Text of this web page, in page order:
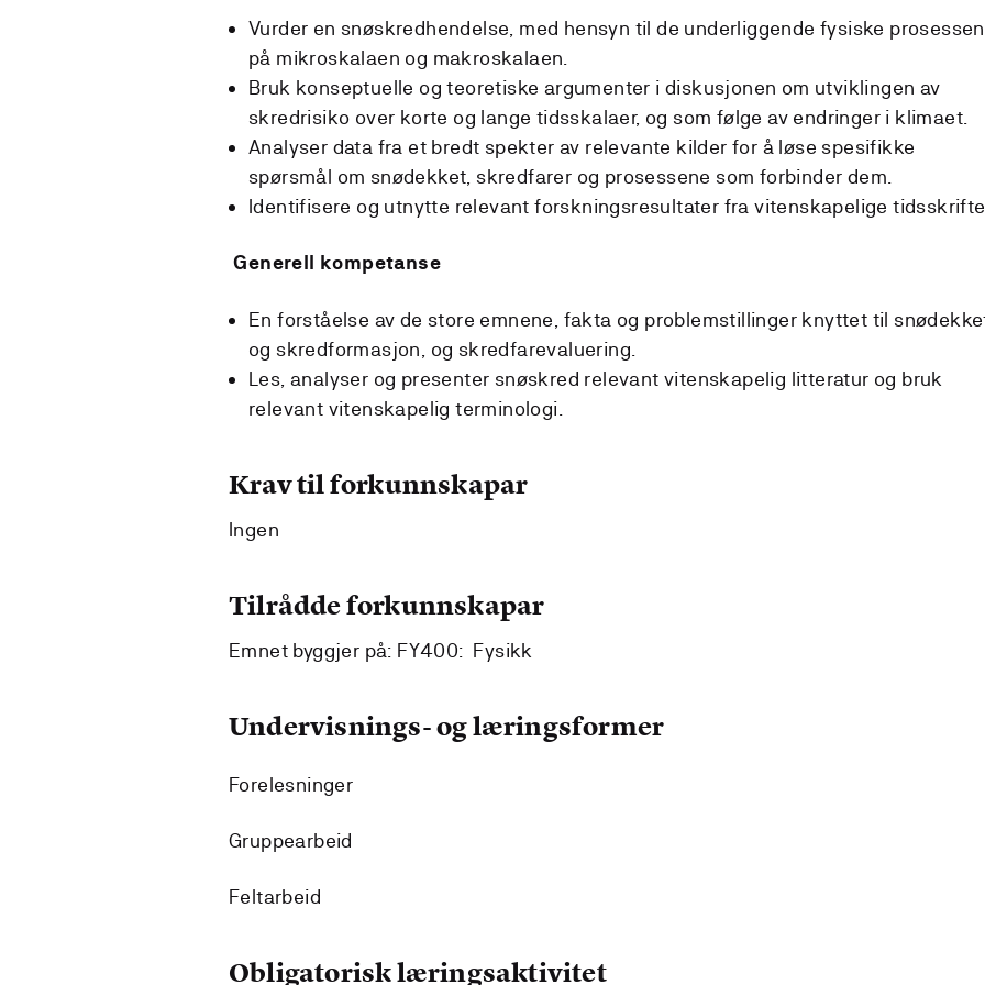
Vurder en snøskredhendelse, med hensyn til de underliggende fysiske
på mikroskalaen og makroskalaen.
Bruk konseptuelle og teoretiske argumenter i diskusjonen om utviklingen av
skredrisiko over korte og lange tidsskalaer, og som følge av endringer i klimaet.
Analyser data fra et bredt spekter av relevante kilder for å løse spesifikke
spørsmål om snødekket, skredfarer og prosessene som forbinder dem.
Identifisere og utnytte relevant forskningsresultater fra vitenskapelige
Generell kompetanse
En forståelse av de store emnene, fakta og problemstillinger knyttet til
og skredformasjon, og skredfarevaluering.
Les, analyser og presenter snøskred relevant vitenskapelig litteratur og bruk
relevant vitenskapelig terminologi.
Krav til forkunnskapar
Ingen
Tilrådde forkunnskapar
Emnet byggjer på: FY400: Fysikk
Undervisnings- og læringsformer
Forelesninger
Gruppearbeid
Feltarbeid
Obligatorisk læringsaktivitet